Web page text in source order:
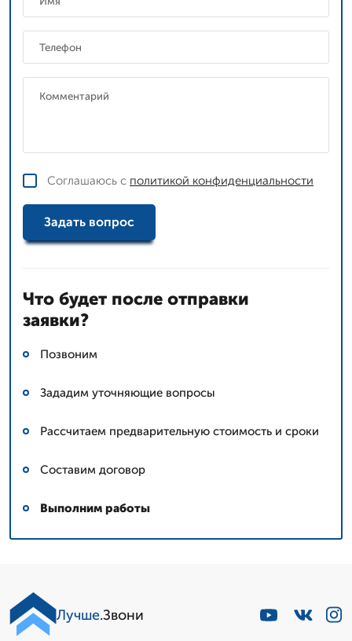
Соглашаюсь с политикой конфиденциальности
Задать вопрос
Что будет после отправки
заявки?
Позвоним
Зададим уточняющие вопросы
Рассчитаем предварительную стоимость и сроки
Составим договор
Выполним работы
Лучше.Звони